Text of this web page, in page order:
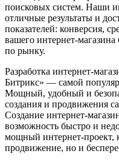
поисковых систем. Наши
отличные результаты и
показателей: конверсия,
вашего интернет-
по рынку.
Разработка интернет-
Битрикс» — самой
Мощный, удобный и
создания и продвижения
Создание интернет-
возможность быстро и
мощный интернет-проект,
продвижение, но и